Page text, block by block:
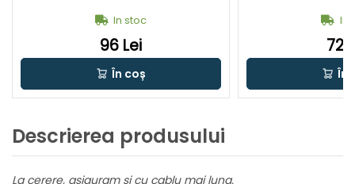
In stoc
96 Lei
În coș
In
72
În
Descrierea produsului
La cerere, asiguram si cu cablu mai lung.